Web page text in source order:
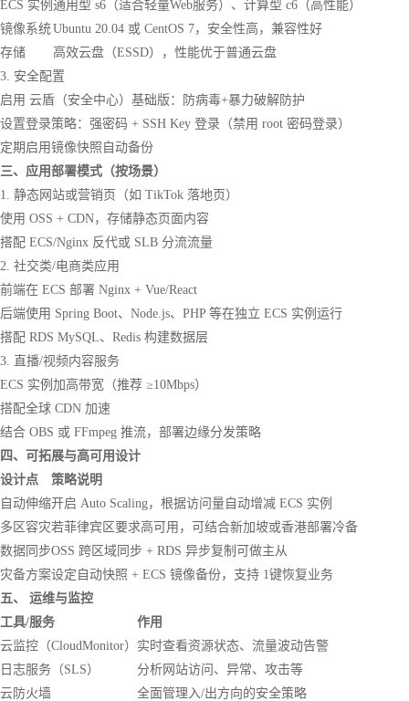
ECS 实例 通用型 s6（适合轻量Web服务）、计算型 c6（高性能）
镜像系统Ubuntu 20.04 或 CentOS 7，安全性高，兼容性好
存储
高效云盘（ESSD），性能优于普通云盘
3. 安全配置
启用 云盾（安全中心）基础版：防病毒+暴力破解防护
设置登录策略：强密码 + SSH Key 登录（禁用 root 密码登录）
定期启用镜像快照自动备份
三、应用部署模式（按场景）
1. 静态网站或营销页（如 TikTok 落地页）
使用 OSS + CDN，存储静态页面内容
搭配 ECS/Nginx 反代或 SLB 分流流量
2. 社交类/电商类应用
前端在 ECS 部署 Nginx + Vue/React
后端使用 Spring Boot、Node.js、PHP 等在独立 ECS 实例运行
搭配 RDS MySQL、Redis 构建数据层
3. 直播/视频内容服务
ECS 实例加高带宽（推荐 ≥10Mbps）
搭配全球 CDN 加速
结合 OBS 或 FFmpeg 推流，部署边缘分发策略
四、可拓展与高可用设计
设计点
策略说明
自动伸缩开启 Auto Scaling，根据访问量自动增减 ECS 实例
多区容灾若菲律宾区要求高可用，可结合新加坡或香港部署冷备
数据同步OSS 跨区域同步 + RDS 异步复制可做主从
灾备方案设定自动快照 + ECS 镜像备份，支持 1键恢复业务
五、 运维与监控
工具/服务
作用
云监控（CloudMonitor） 实时查看资源状态、流量波动告警
日志服务（SLS）
分析网站访问、异常、攻击等
云防火墙
全面管理入/出方向的安全策略